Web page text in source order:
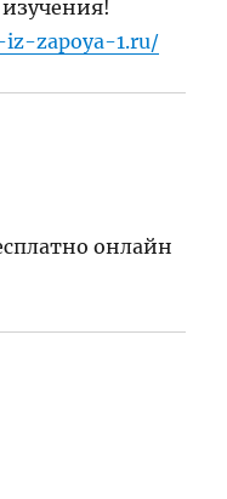
zapoya-1.ru/
онлайн